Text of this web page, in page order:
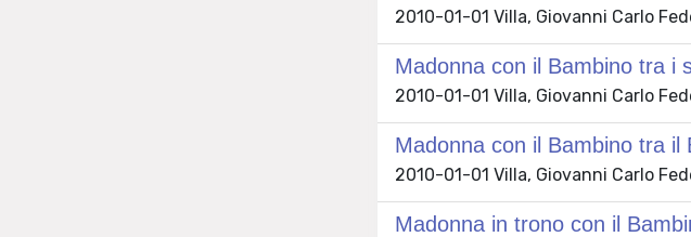
2010-01-01 Villa, Giovanni Carlo
Madonna con il Bambino tra i
2010-01-01 Villa, Giovanni Carlo
Madonna con il Bambino tra
2010-01-01 Villa, Giovanni Carlo
Madonna in trono con il